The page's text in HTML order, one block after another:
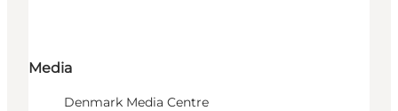
Media
Denmark Media Centre